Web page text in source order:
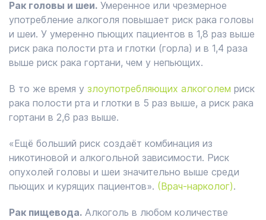
Рак головы и шеи. Умеренное или чрезмерное
употребление алкоголя повышает риск рака головы
и шеи. У умеренно пьющих пациентов в 1,8 раз выше
риск рака полости рта и глотки (горла) и в 1,4 раза
выше риск рака гортани, чем у непьющих.
В то же время у злоупотребляющих алкоголем риск
рака полости рта и глотки в 5 раз выше, а риск рака
гортани в 2,6 раз выше.
«Ещё больший риск создаёт комбинация из
никотиновой и алкогольной зависимости. Риск
опухолей головы и шеи значительно выше среди
пьющих и курящих пациентов». (Врач-нарколог).
Рак пищевода. Алкоголь в любом количестве